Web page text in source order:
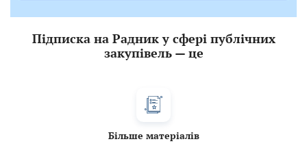
Підписка на Радник у сфері публічних
закупівель — це
Більше матеріалів